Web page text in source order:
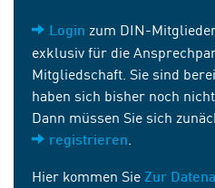
Login zum DIN-
exklusiv für die
Mitgliedschaft. Sie sind
haben sich bisher noch
Dann müssen Sie sich
registrieren
Hier kommen Sie Zur